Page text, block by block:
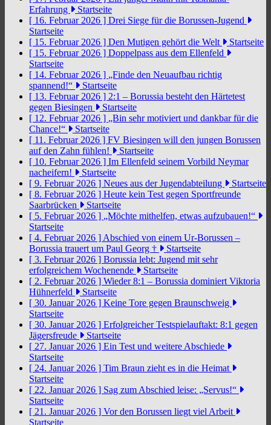
Erfahrung
Startseite
[ 16. Februar 2026 ] Drei Siege für die Borussen-Jugend
Startseite
[ 15. Februar 2026 ] Den Mutigen gehört die Welt
Startseite
[ 15. Februar 2026 ] Doppelpass aus dem Ellenfeld
Startseite
[ 14. Februar 2026 ] „Finde den Neuaufbau richtig
spannend!“
Startseite
[ 13. Februar 2026 ] 2:1 – Borussia besteht den Härtetest
gegen Biesingen
Startseite
[ 12. Februar 2026 ] „Bin sehr motiviert und dankbar für die
Chance!“
Startseite
[ 11. Februar 2026 ] FV Biesingen will den jungen Borussen
auf den Zahn fühlen!
Startseite
[ 10. Februar 2026 ] Im Ellenfeld seinem Vorbild Neymar
nacheifern!
Startseite
[ 9. Februar 2026 ] Neues aus der Jugendabteilung
Startseite
[ 8. Februar 2026 ] Heute kein Test gegen Sportfreunde
Saarbrücken
Startseite
[ 5. Februar 2026 ] „Möchte mithelfen, etwas aufzubauen!“
Startseite
[ 4. Februar 2026 ] Abschied von einem Ur-Borussen –
Borussia trauert um Paul Georg †
Startseite
[ 3. Februar 2026 ] Borussia lebt: Jugend mit sehr
erfolgreichem Wochenende
Startseite
[ 2. Februar 2026 ] Wieder 8:1 – Borussia dominiert Viktoria
Hühnerfeld
Startseite
[ 30. Januar 2026 ] Keine Tore gegen Braunschweig
Startseite
[ 30. Januar 2026 ] Erfolgreicher Testspielauftakt: 8:1 gegen
Jägersfreude
Startseite
[ 27. Januar 2026 ] Ein Test und weitere Abschiede
Startseite
[ 24. Januar 2026 ] Tim Braun zieht es in die Heimat
Startseite
[ 22. Januar 2026 ] Sag zum Abschied leise: „Servus!“
Startseite
[ 21. Januar 2026 ] Vor den Borussen liegt viel Arbeit
Startseite